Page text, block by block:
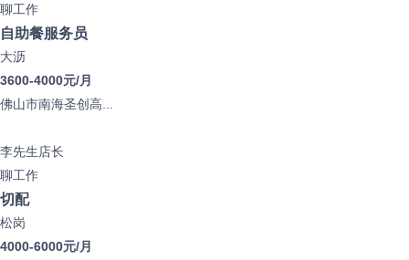
聊工作
自助餐服务员
大沥
3600-4000元/月
佛山市南海圣创高...
李先生店长
聊工作
切配
松岗
4000-6000元/月